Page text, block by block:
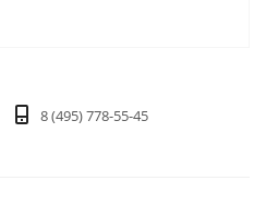
8 (495) 778-55-45